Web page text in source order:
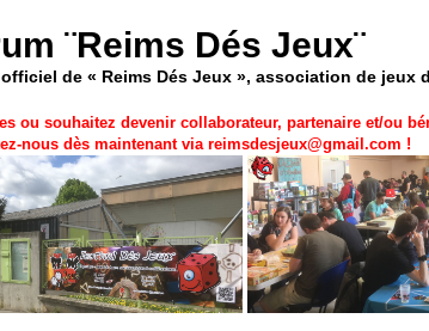
¨Reims Dés Jeux¨
de « Reims Dés Jeux », association de jeux
ou souhaitez devenir collaborateur, partenaire et/ou
nous dès maintenant via reimsdesjeux@gmail.com !